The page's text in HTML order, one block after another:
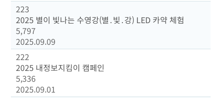
223
2025 별이 빛나는 수영강(별․빛․강) LED 카약 체험
5,797
2025.09.09
222
2025 내정보지킴이 캠페인
5,336
2025.09.01